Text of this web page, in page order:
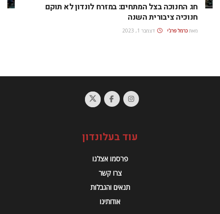
חג החנוכה בצל המתחים: במזרח לונדון לא תוקם
חנוכיה ציבורית השנה
מאת כרמל פרג'י דצמבר 1, 2023
עוד בעלונדון
פרסמו אצלנו
צרו קשר
תנאים והגבלות
אודותינו